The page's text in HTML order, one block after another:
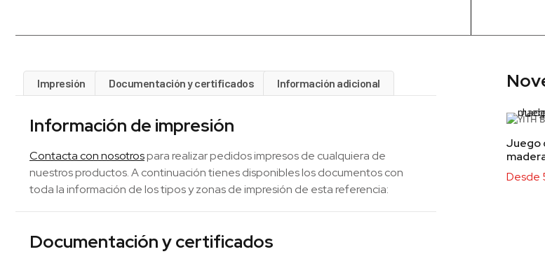
Impresión Documentación y certificados Información adicional
Información de impresión
Contacta con nosotrospara realizar pedidos impresos de cualquiera de
nuestros productos. A continuación tienes disponibles los documentos con
toda la información de los tipos y zonas de impresión de esta referencia:
Documentación y certificados
Juego
Desde